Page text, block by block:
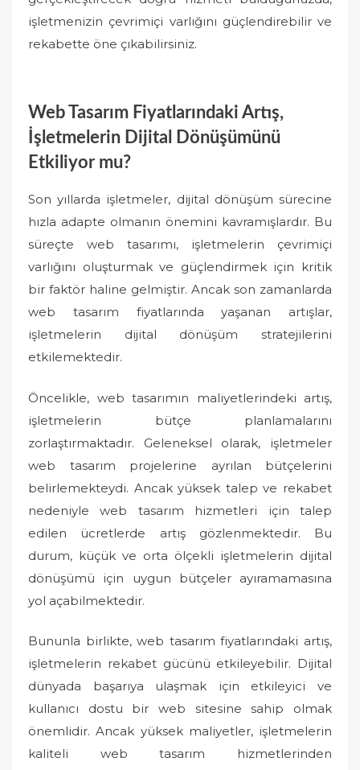
işletmenizin çevrimiçi varlığını güçlendirebilir ve
rekabette öne çıkabilirsiniz.
Web Tasarım Fiyatlarındaki Artış,
İşletmelerin Dijital Dönüşümünü
Etkiliyor mu?
Son yıllarda işletmeler, dijital dönüşüm sürecine
hızla adapte olmanın önemini kavramışlardır. Bu
süreçte web tasarımı, işletmelerin çevrimiçi
varlığını oluşturmak ve güçlendirmek için kritik
bir faktör haline gelmiştir. Ancak son zamanlarda
web tasarım fiyatlarında yaşanan artışlar,
işletmelerin dijital dönüşüm stratejilerini
etkilemektedir.
Öncelikle, web tasarımın maliyetlerindeki artış,
işletmelerin bütçe planlamalarını
zorlaştırmaktadır. Geleneksel olarak, işletmeler
web tasarım projelerine ayrılan bütçelerini
belirlemekteydi. Ancak yüksek talep ve rekabet
nedeniyle web tasarım hizmetleri için talep
edilen ücretlerde artış gözlenmektedir. Bu
durum, küçük ve orta ölçekli işletmelerin dijital
dönüşümü için uygun bütçeler ayıramamasına
yol açabilmektedir.
Bununla birlikte, web tasarım fiyatlarındaki artış,
işletmelerin rekabet gücünü etkileyebilir. Dijital
dünyada başarıya ulaşmak için etkileyici ve
kullanıcı dostu bir web sitesine sahip olmak
önemlidir. Ancak yüksek maliyetler, işletmelerin
kaliteli web tasarım hizmetlerinden